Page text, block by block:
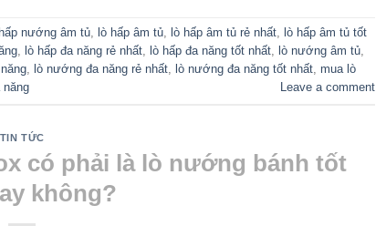
nướng âm tủ, lò hấp âm tủ, lò hấp âm tủ rẻ nhất, lò hấp âm tủ tốt
, lò hấp đa năng rẻ nhất, lò hấp đa năng tốt nhất, lò nướng âm tủ,
, lò nướng đa năng rẻ nhất, lò nướng đa năng tốt nhất, mua lò
Leave a comment
TIN TỨC
có phải là lò nướng bánh tốt
không?